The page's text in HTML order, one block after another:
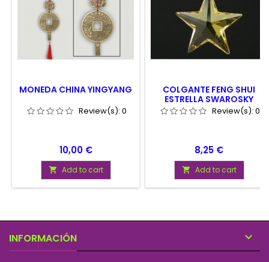
MONEDA CHINA YINGYANG
Review(s): 0
Price
10,00 €
 Add to cart
COLGANTE FENG SHUI
ESTRELLA SWAROSKY
AMARILLA 40 MM
Review(s): 0
Price
8,25 €
 Add to cart
INFORMACIÓN 